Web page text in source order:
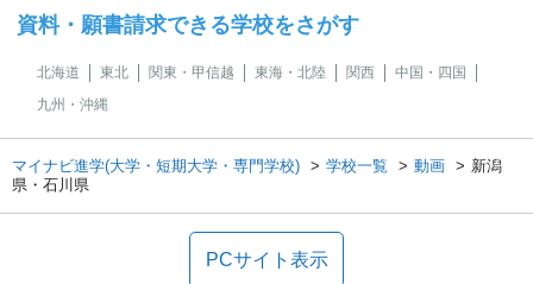
資料・願書請求できる学校をさがす
北海道 東北 関東・甲信越 東海・北陸 関西
中国・四国
九州・沖縄
マイナビ進学(大学・短期大学・専門学校) 学校一覧 動画
新潟
県・石川県
PCサイト表示